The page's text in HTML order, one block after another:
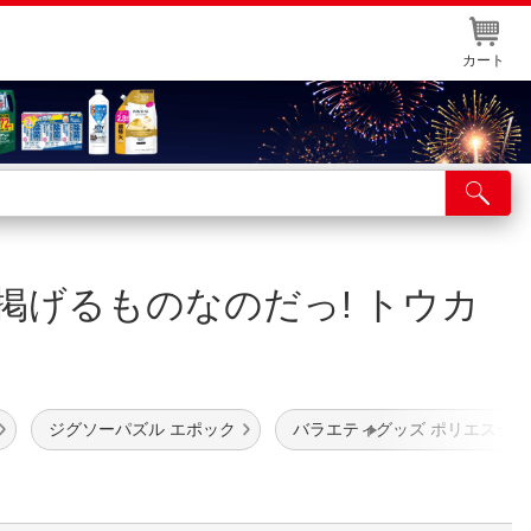
カート
イントカードWEB登録
げるものなのだっ! トウカ
ジグソーパズル エポック バラエティグッズ ポリエステル